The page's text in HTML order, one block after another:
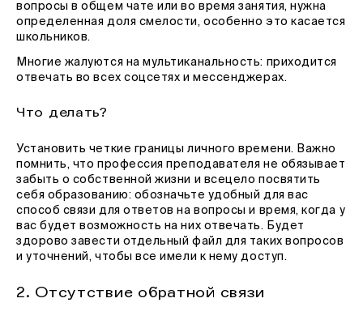
вопросы в общем чате или во время занятия, нужна
определенная доля смелости, особенно это касается
школьников.
Многие жалуются на мультиканальность: приходится
отвечать во всех соцсетях и мессенджерах.
Что делать?
Установить четкие границы личного времени. Важно
помнить, что профессия преподавателя не обязывает
забыть о собственной жизни и всецело посвятить
себя образованию: обозначьте удобный для вас
способ связи для ответов на вопросы и время, когда у
вас будет возможность на них отвечать. Будет
здорово завести отдельный файл для таких вопросов
и уточнений, чтобы все имели к нему доступ.
2. Отсутствие обратной связи